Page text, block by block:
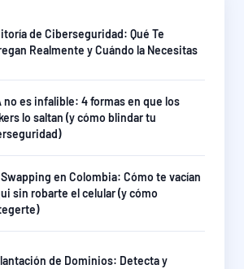
de Ciberseguridad: Qué Te
Realmente y Cuándo la Necesitas
no es infalible: 4 formas en que los
lo saltan (y cómo blindar tu
Swapping en Colombia: Cómo te vacían
sin robarte el celular (y cómo
de Dominios: Detecta y